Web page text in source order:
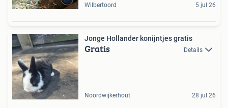
Wilbertoord 5 jul 26
Jonge Hollander konijntjes gratis
Gratis Details
Noordwijkerhout 28 jul 26